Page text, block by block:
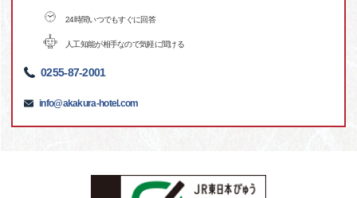
24時間いつでもすぐに回答
人工知能が相手なので気軽に聞ける
0255-87-2001
info@akakura-hotel.com